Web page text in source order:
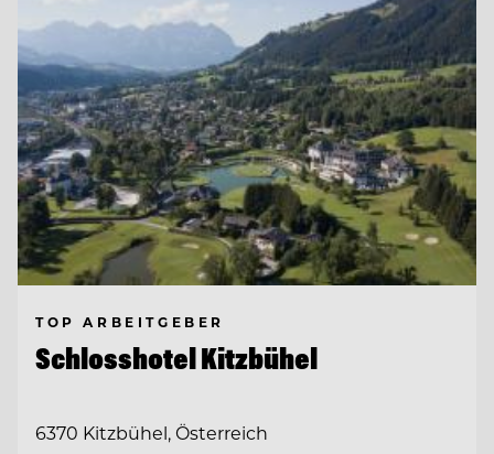
TOP ARBEITGEBER
Schlosshotel Kitzbühel
6370 Kitzbühel, Österreich